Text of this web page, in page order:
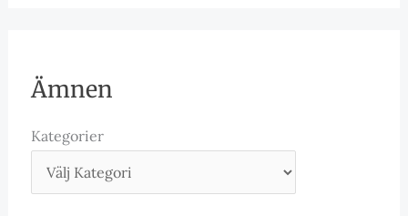
Ämnen
Kategorier